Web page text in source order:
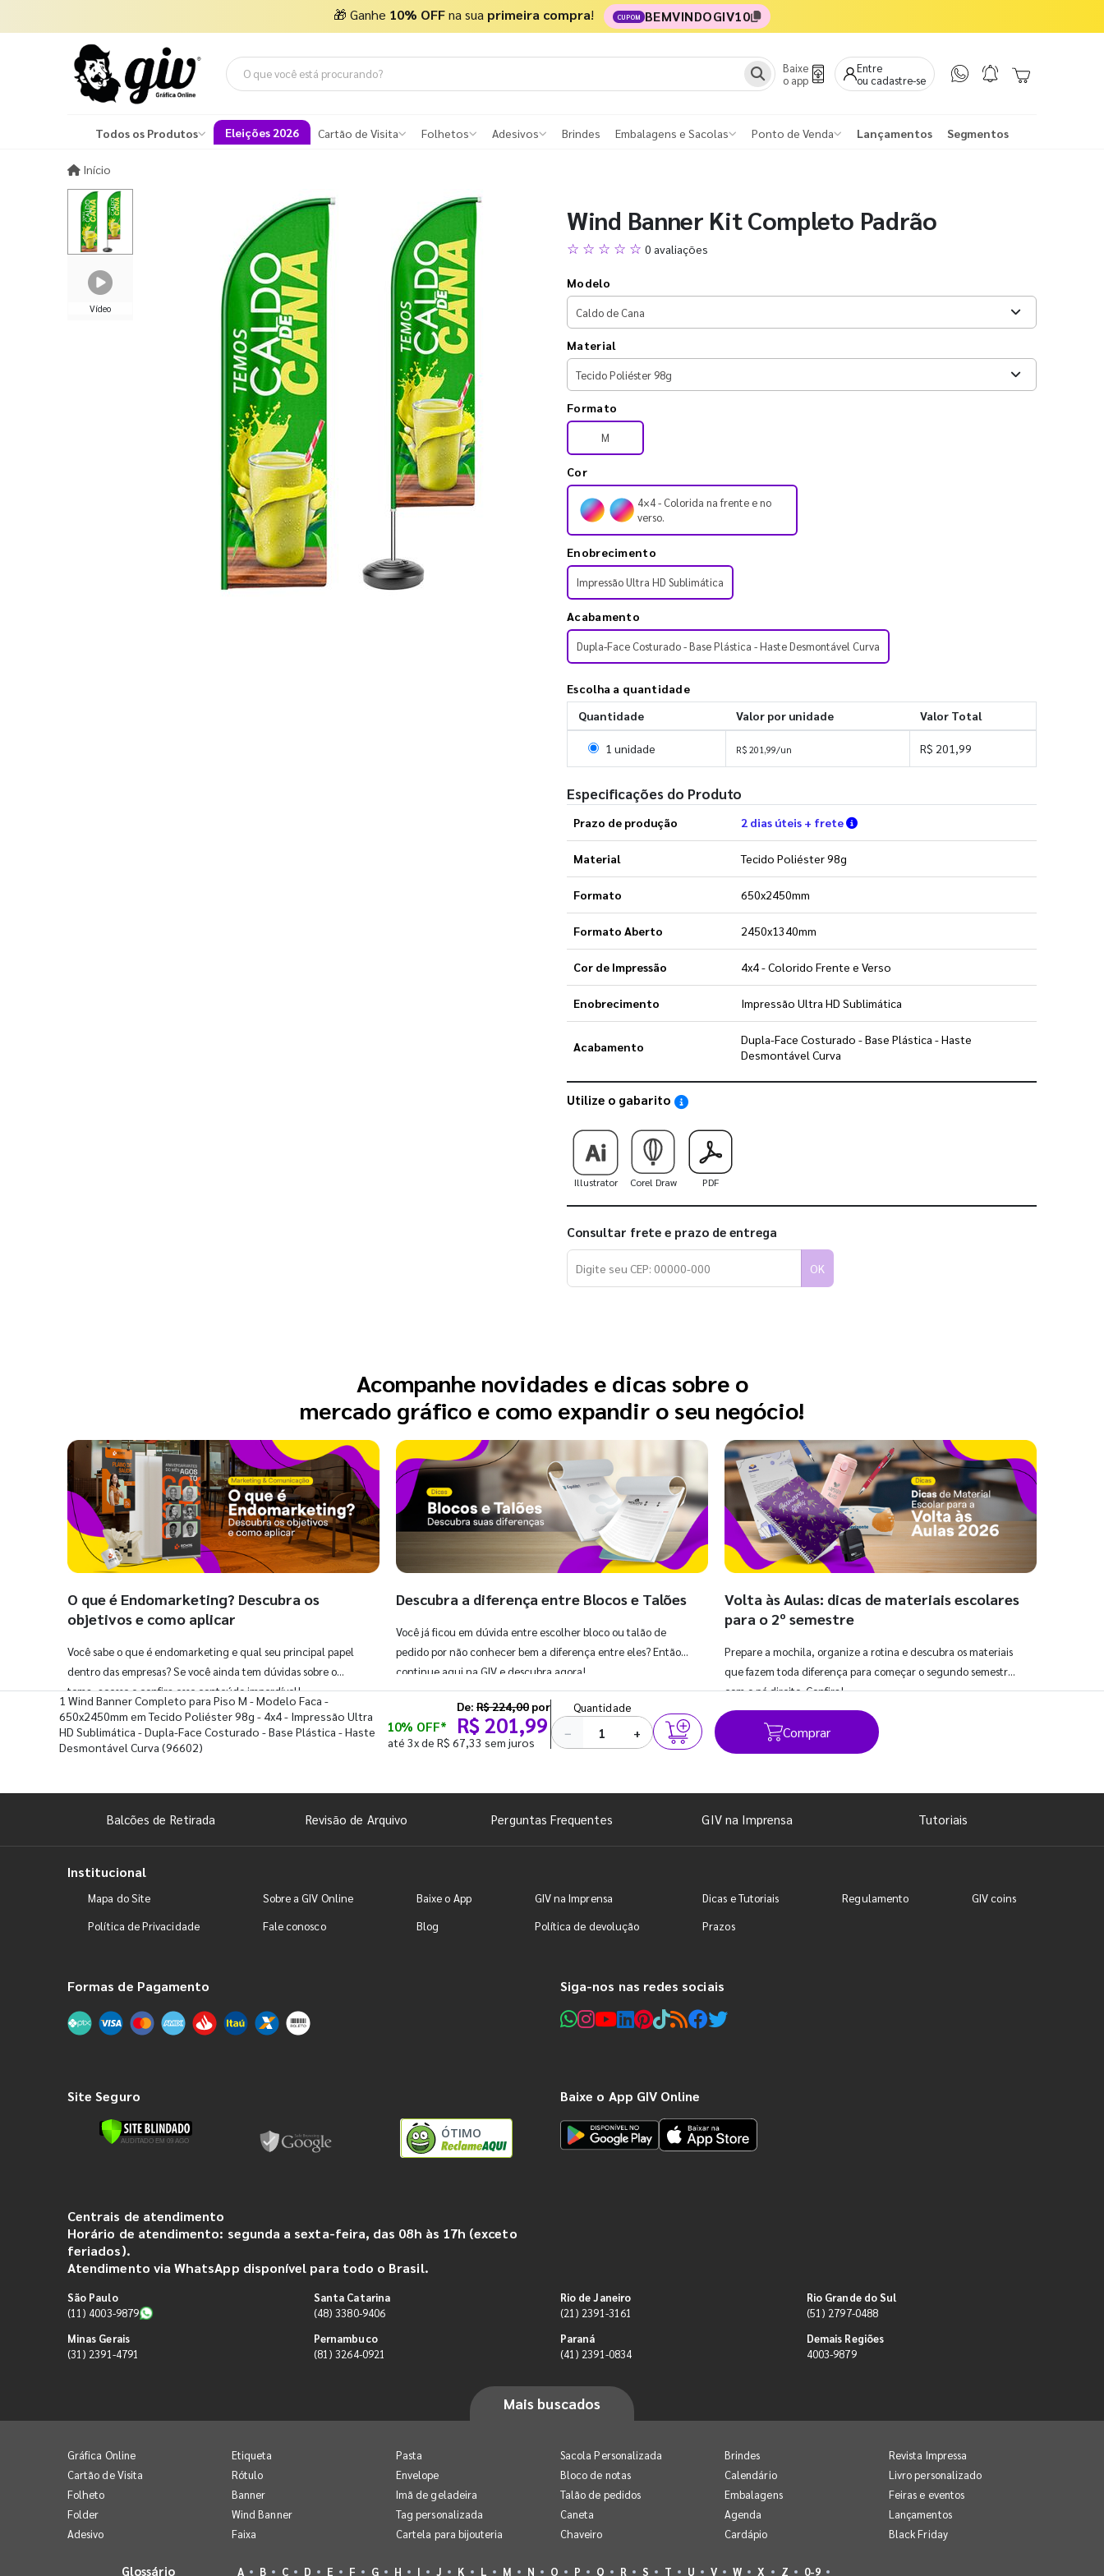
🎁 Ganhe 10% OFFna sua primeira compra! CUPOM BEMVINDOGIV10
Baixe
o app
Entre
ou cadastre-se
Todos os Produtos Eleições 2026 Cartão de Visita Folhetos Adesivos Brindes Embalagens e Sacolas Ponto de Venda Lançamentos Segmentos
Início
Vídeo
Wind Banner Kit Completo Padrão
☆ ☆ ☆ ☆ ☆ 0 avaliações
Modelo
Material
Formato
M
Cor
4×4 - Colorida na frente e no
verso.
Enobrecimento
Impressão Ultra HD Sublimática
Acabamento
Dupla-Face Costurado - Base Plástica - Haste Desmontável Curva
Escolha a quantidade
Quantidade
Valor por unidade Valor Total
Selecionar 1 unidade
1 unidade R$ 201,99/un R$ 201,99
Especificações do Produto
Prazo de produção 2 dias úteis + frete Verifique as condições de entrega
Material Tecido Poliéster 98g
Formato 650x2450mm
Formato Aberto 2450x1340mm
Cor de Impressão 4x4 - Colorido Frente e Verso
Enobrecimento Impressão Ultra HD Sublimática
Acabamento
Dupla-Face Costurado - Base Plástica - Haste
Desmontável Curva
Utilize o gabarito Saiba como utilizar os nossos gabaritos
Illustrator Corel Draw PDF
Consultar frete e prazo de entrega
OK
Acompanhe novidades e dicas sobre o
mercado gráfico e como expandir o seu negócio!
O que é Endomarketing? Descubra os
objetivos e como aplicar
Você sabe o que é endomarketing e qual seu principal papel
dentro das empresas? Se você ainda tem dúvidas sobre o
tema, acesse e confira esse conteúdo imperdível!
Descubra a diferença entre Blocos e Talões
Você já ficou em dúvida entre escolher bloco ou talão de
pedido por não conhecer bem a diferença entre eles? Então,
continue aqui na GIV e descubra agora!
Volta às Aulas: dicas de materiais escolares
para o 2º semestre
Prepare a mochila, organize a rotina e descubra os materiais
que fazem toda diferença para começar o segundo semestre
com o pé direito. Confira!
1 Wind Banner Completo para Piso M - Modelo Faca -
650x2450mm em Tecido Poliéster 98g - 4x4 - Impressão Ultra
HD Sublimática - Dupla-Face Costurado - Base Plástica - Haste
Desmontável Curva (96602)
10% OFF*
De: R$ 224,00 por
R$ 201,99
até 3x de R$ 67,33 sem juros
Quantidade
− + Comprar
Balcões de Retirada Revisão de Arquivo Perguntas Frequentes GIV na Imprensa Tutoriais
Institucional
Mapa do Site Sobre a GIV Online Baixe o App GIV na Imprensa Dicas e Tutoriais Regulamento
GIV coins
Política de Privacidade
Fale conosco Blog Política de devolução Prazos
Formas de Pagamento Siga-nos nas redes sociais
Site Seguro
ÓTIMO
Baixe o App GIV Online
Centrais de atendimento
Horário de atendimento: segunda a sexta-feira, das 08h às 17h (exceto
feriados).
Atendimento via WhatsApp disponível para todo o Brasil.
São Paulo
(11) 4003-9879
Minas Gerais
(31) 2391-4791
Santa Catarina
(48) 3380-9406
Pernambuco
(81) 3264-0921
Rio de Janeiro
(21) 2391-3161
Paraná
(41) 2391-0834
Rio Grande do Sul
(51) 2797-0488
Demais Regiões
4003-9879
Mais buscados
Gráfica Online
Cartão de Visita
Folheto
Folder
Adesivo
Etiqueta
Rótulo
Banner
Wind Banner
Faixa
Pasta
Envelope
Imã de geladeira
Tag personalizada
Cartela para bijouteria
Sacola Personalizada
Bloco de notas
Talão de pedidos
Caneta
Chaveiro
Brindes
Calendário
Embalagens
Agenda
Cardápio
Revista Impressa
Livro personalizado
Feiras e eventos
Lançamentos
Black Friday
Glossário A B C D E F G H I J K L M N O P Q R S T U V W X Z 0-9